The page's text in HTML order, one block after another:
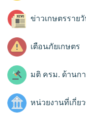
ข่าวเกษตรราย
เตือนภัยเกษตร
มติ ครม. ด้านก
หน่วยงานที่เกี่ย